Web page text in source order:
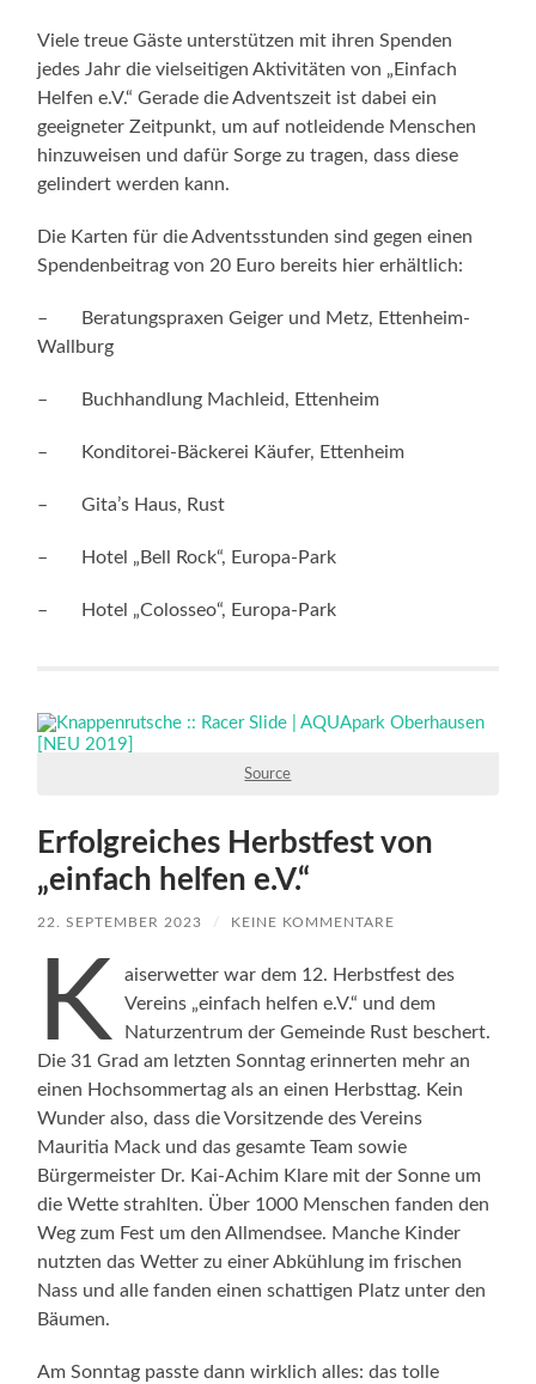
Viele treue Gäste unterstützen mit ihren Spenden
jedes Jahr die vielseitigen Aktivitäten von „Einfach
Helfen e.V.“ Gerade die Adventszeit ist dabei ein
geeigneter Zeitpunkt, um auf notleidende Menschen
hinzuweisen und dafür Sorge zu tragen, dass diese
gelindert werden kann.
Die Karten für die Adventsstunden sind gegen einen
Spendenbeitrag von 20 Euro bereits hier erhältlich:
– Beratungspraxen Geiger und Metz, Ettenheim-
Wallburg
– Buchhandlung Machleid, Ettenheim
– Konditorei-Bäckerei Käufer, Ettenheim
– Gita’s Haus, Rust
– Hotel „Bell Rock“, Europa-Park
– Hotel „Colosseo“, Europa-Park
Source
Erfolgreiches Herbstfest von
„einfach helfen e.V.“
22. SEPTEMBER 2023 / KEINE KOMMENTARE
K
aiserwetter war dem 12. Herbstfest des
Vereins „einfach helfen e.V.“ und dem
Naturzentrum der Gemeinde Rust beschert.
Die 31 Grad am letzten Sonntag erinnerten mehr an
einen Hochsommertag als an einen Herbsttag. Kein
Wunder also, dass die Vorsitzende des Vereins
Mauritia Mack und das gesamte Team sowie
Bürgermeister Dr. Kai-Achim Klare mit der Sonne um
die Wette strahlten. Über 1000 Menschen fanden den
Weg zum Fest um den Allmendsee. Manche Kinder
nutzten das Wetter zu einer Abkühlung im frischen
Nass und alle fanden einen schattigen Platz unter den
Bäumen.
Am Sonntag passte dann wirklich alles: das tolle